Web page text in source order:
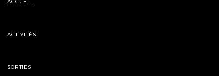
ACCUEIL
ACTIVITÉS
SORTIES